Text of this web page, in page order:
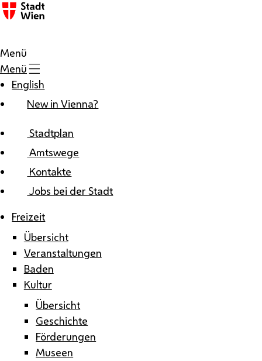
Zum Inhalt
Menü
Menü
English
New in Vienna?
Stadtplan
Amtswege
Kontakte
Jobs bei der Stadt
Freizeit
Übersicht
Veranstaltungen
Baden
Kultur
Übersicht
Geschichte
Förderungen
Museen